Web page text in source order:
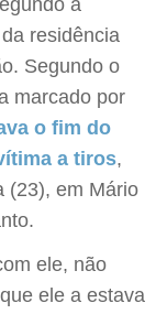
a
residência
Segundo o
marcado por
o fim do
a tiros,
(23), em Mário
ele, não
ele a estava